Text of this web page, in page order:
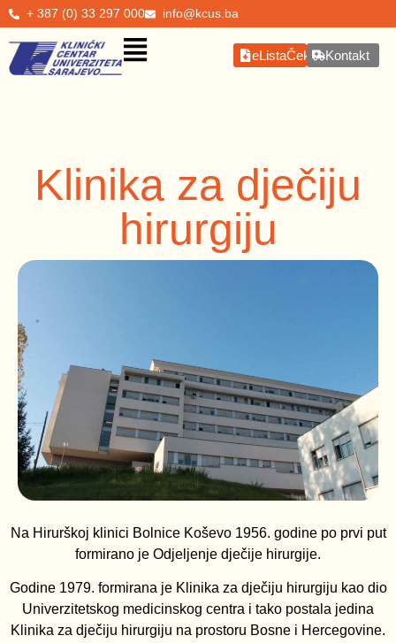
+ 387 (0) 33 297 000 info@kcus.ba
eListaČekanjaKontakt
Klinika za dječiju
hirurgiju
Na Hirurškoj klinici Bolnice Koševo 1956. godine po prvi put
formirano je Odjeljenje dječije hirurgije.
Godine 1979. formirana je Klinika za dječiju hirurgiju kao dio
Univerzitetskog medicinskog centra i tako postala jedina
Klinika za dječiju hirurgiju na prostoru Bosne i Hercegovine.